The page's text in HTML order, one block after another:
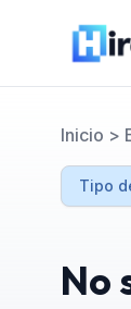
Inicio >
No